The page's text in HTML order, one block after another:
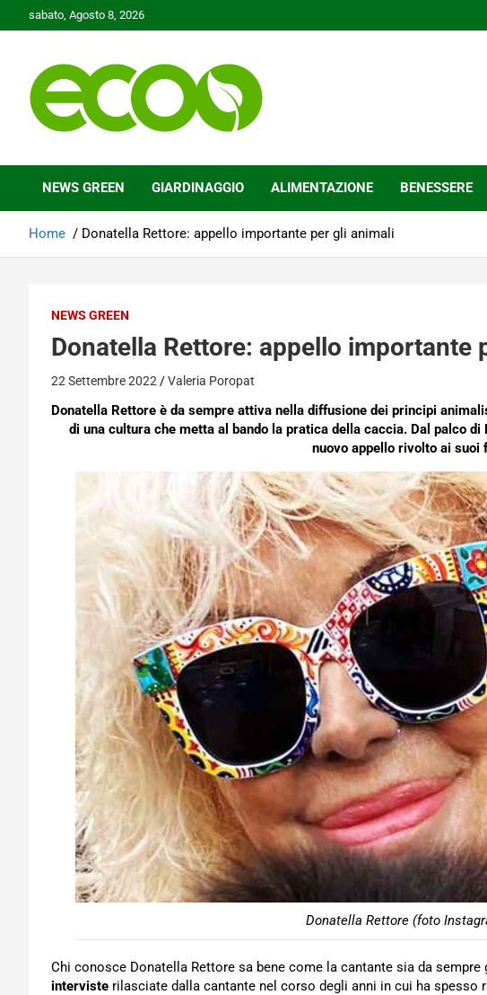
to
sabato, Agosto 8, 2026
Ecoo.it
NEWS GREEN GIARDINAGGIO ALIMENTAZIONE BENESSERE
Home Donatella Rettore: appello importante per gli animali
NEWS GREEN
Donatella Rettore: appello importante
22 Settembre 2022 Valeria Poropat
Donatella Rettore è da sempre attiva nella diffusione dei principi
di una cultura che metta al bando la pratica della caccia. Dal palco
nuovo appello rivolto ai suoi
Donatella Rettore (foto
Chi conosce Donatella Rettore sa bene come la cantante sia da sempre
interviste rilasciate dalla cantante nel corso degli anni in cui ha spesso